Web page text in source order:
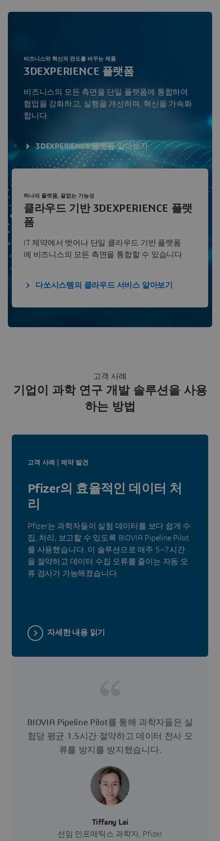
3DEXPERIENCE 플랫폼
비즈니스와 혁신의 판도를 바꾸는 제품
비즈니스의 모든 측면을 단일 플랫폼에 통합하여
협업을 강화하고, 실행을 개선하며, 혁신을 가속화
합니다.
3DEXPERIENCE 플랫폼 알아보기
클라우드 기반 3DEXPERIENCE 플랫
폼
하나의 플랫폼, 끝없는 가능성
IT 제약에서 벗어나 단일 클라우드 기반 플랫폼
에 비즈니스의 모든 측면을 통합할 수 있습니다
다쏘시스템의 클라우드 서비스 알아보기
고객 사례
기업이 과학 연구 개발 솔루션을 사용
하는 방법
고객 사례 | 제약 발견
Pfizer의 효율적인 데이터 처
리
Pfizer는 과학자들이 실험 데이터를 보다 쉽게 수
집, 처리, 보고할 수 있도록 BIOVIA Pipeline Pilot
를 사용했습니다. 이 솔루션으로 매주 5~7시간
을 절약하고 데이터 수집 오류를 줄이는 자동 오
류 검사가 가능해졌습니다.
자세한 내용 읽기
BIOVIA Pipeline Pilot를 통해 과학자들은 실
험당 평균 1.5시간 절약하고 데이터 전사 오
류를 방지를 방지했습니다.
Tiffany Lai
선임 인포매틱스 과학자, Pfizer